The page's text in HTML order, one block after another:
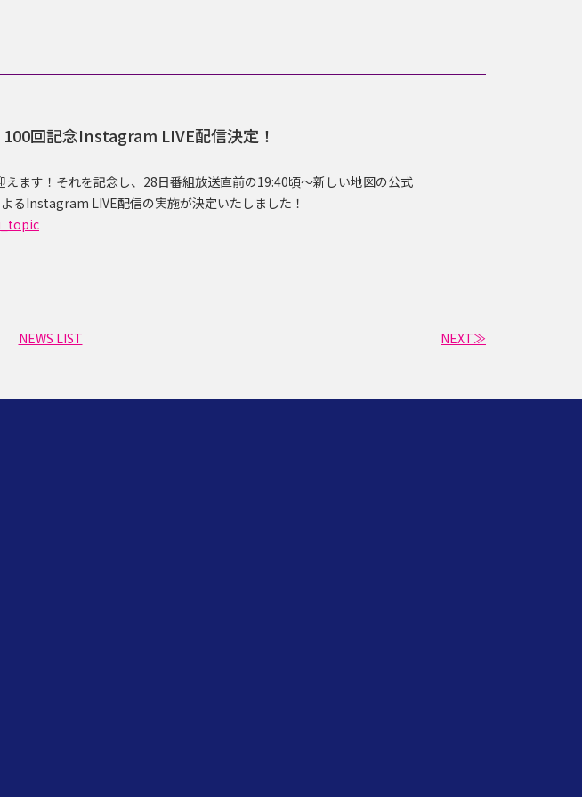
回記念Instagram LIVE配信決定！
ます！それを記念し、28日番組放送直前の19:40頃～新しい地図の公式
るInstagram LIVE配信の実施が決定いたしました！
NEWS LIST NEXT≫